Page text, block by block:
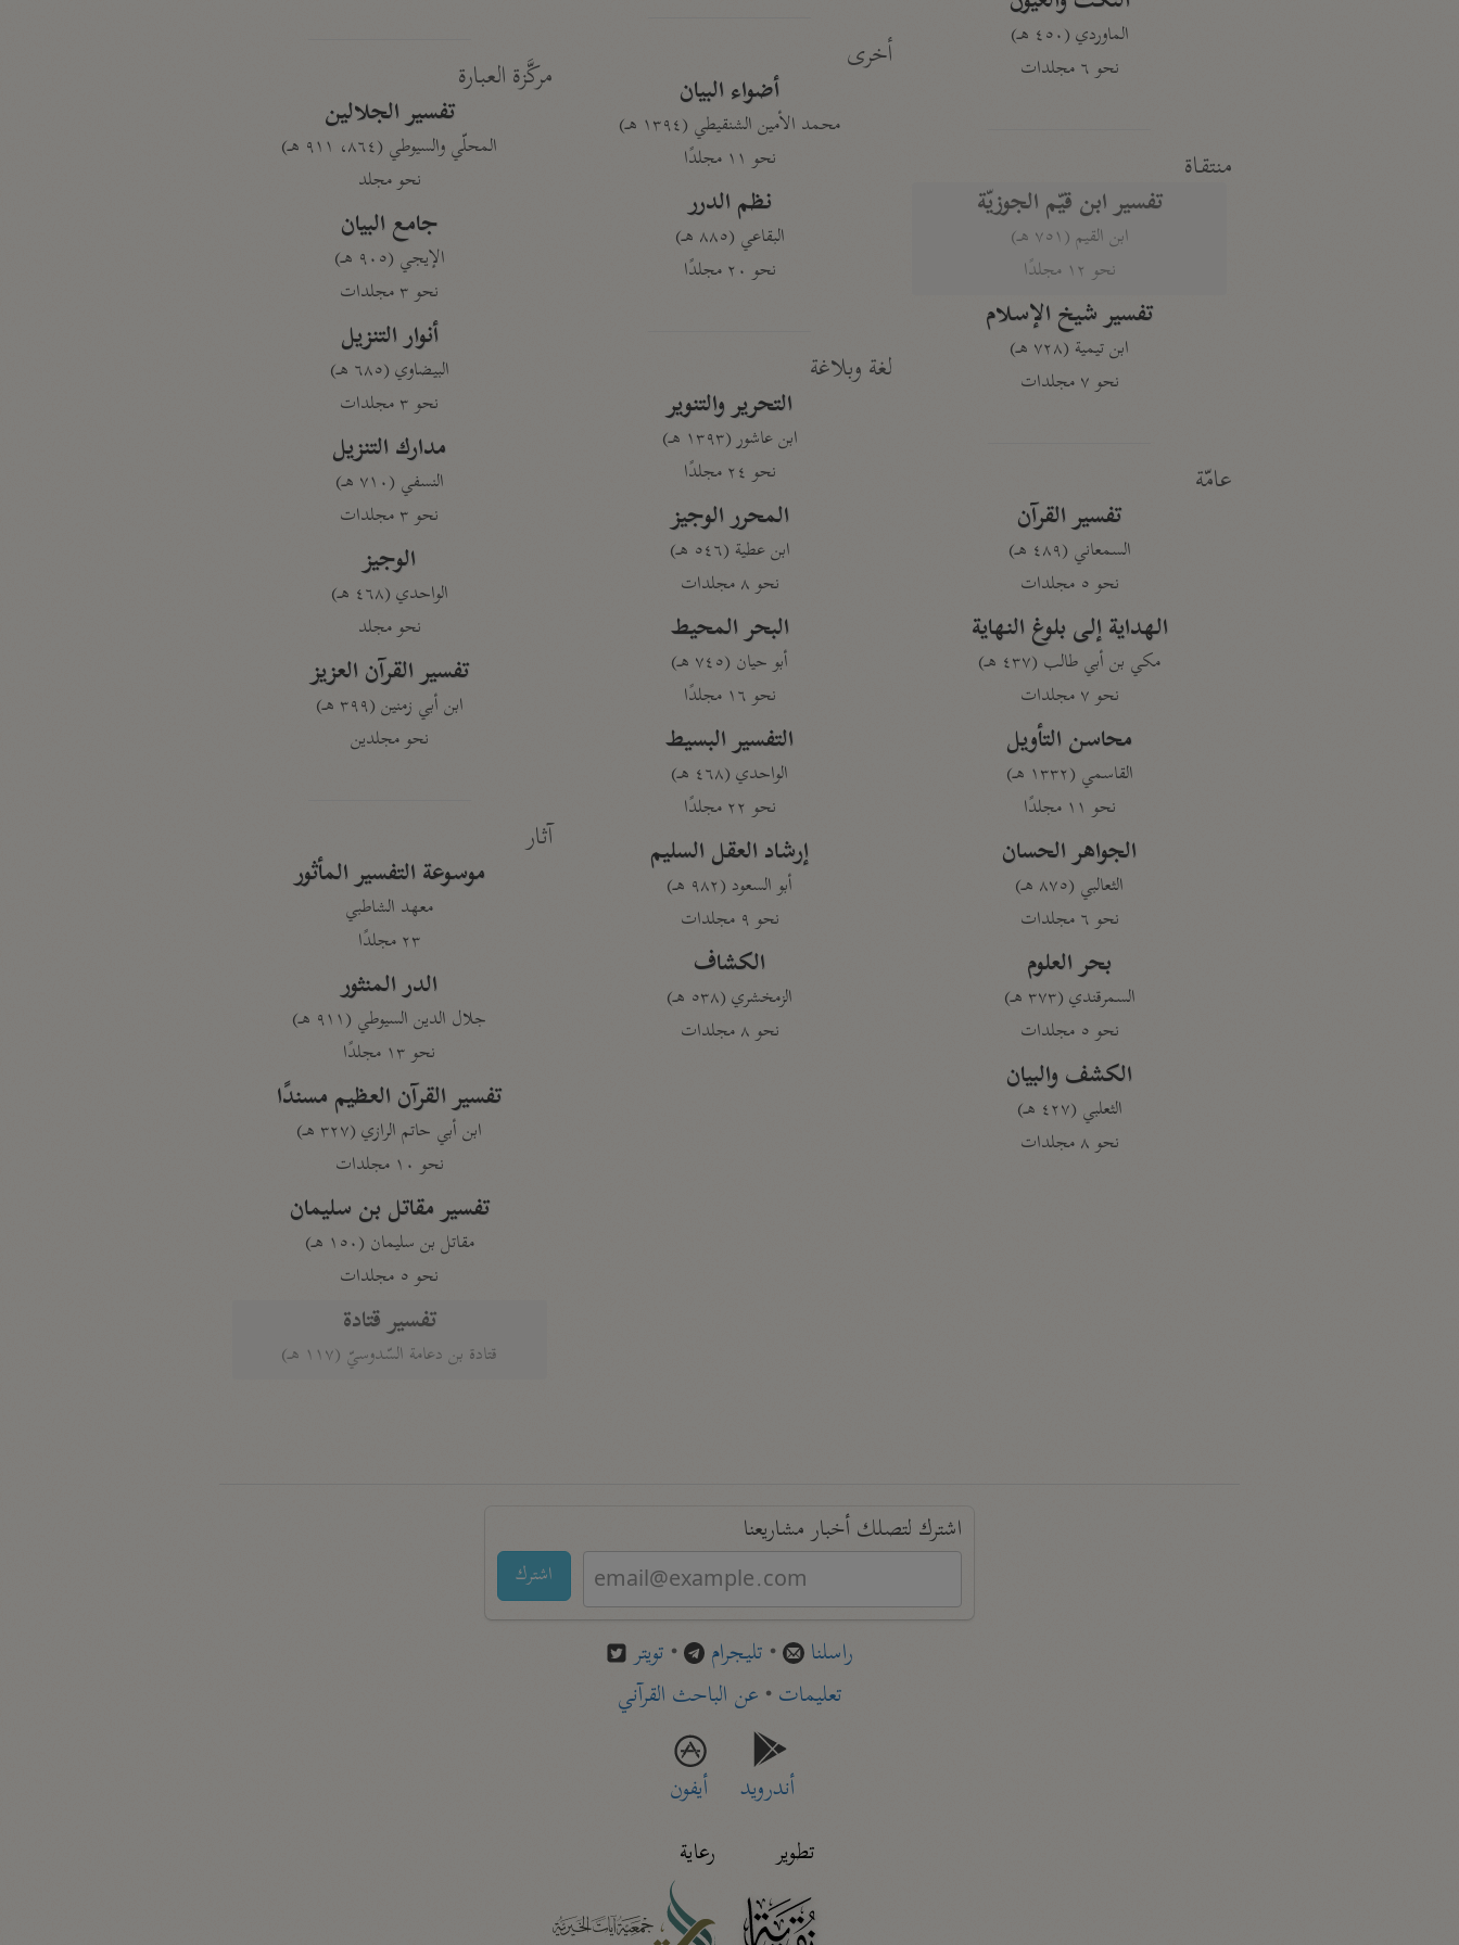
الماوردي (٤٥٠ هـ)
نحو ٦ مجلدات
منتقاة
تفسير ابن قيّم الجوزيّة
ابن القيم (٧٥١ هـ)
نحو ١٢ مجلدًا
تفسير شيخ الإسلام
ابن تيمية (٧٢٨ هـ)
نحو ٧ مجلدات
عامّة
تفسير القرآن
السمعاني (٤٨٩ هـ)
نحو ٥ مجلدات
الهداية إلى بلوغ النهاية
مكي بن أبي طالب (٤٣٧ هـ)
نحو ٧ مجلدات
محاسن التأويل
القاسمي (١٣٣٢ هـ)
نحو ١١ مجلدًا
الجواهر الحسان
الثعالبي (٨٧٥ هـ)
نحو ٦ مجلدات
بحر العلوم
السمرقندي (٣٧٣ هـ)
نحو ٥ مجلدات
الكشف والبيان
الثعلبي (٤٢٧ هـ)
نحو ٨ مجلدات
أخرى
أضواء البيان
محمد الأمين الشنقيطي (١٣٩٤ هـ)
نحو ١١ مجلدًا
نظم الدرر
البقاعي (٨٨٥ هـ)
نحو ٢٠ مجلدًا
لغة وبلاغة
التحرير والتنوير
ابن عاشور (١٣٩٣ هـ)
نحو ٢٤ مجلدًا
المحرر الوجيز
ابن عطية (٥٤٦ هـ)
نحو ٨ مجلدات
البحر المحيط
أبو حيان (٧٤٥ هـ)
نحو ١٦ مجلدًا
التفسير البسيط
الواحدي (٤٦٨ هـ)
نحو ٢٢ مجلدًا
إرشاد العقل السليم
أبو السعود (٩٨٢ هـ)
نحو ٩ مجلدات
الكشاف
الزمخشري (٥٣٨ هـ)
نحو ٨ مجلدات
مركَّزة العبارة
تفسير الجلالين
المحلّي والسيوطي (٨٦٤، ٩١١ هـ)
نحو مجلد
جامع البيان
الإيجي (٩٠٥ هـ)
نحو ٣ مجلدات
أنوار التنزيل
البيضاوي (٦٨٥ هـ)
نحو ٣ مجلدات
مدارك التنزيل
النسفي (٧١٠ هـ)
نحو ٣ مجلدات
الوجيز
الواحدي (٤٦٨ هـ)
نحو مجلد
تفسير القرآن العزيز
ابن أبي زمنين (٣٩٩ هـ)
نحو مجلدين
آثار
موسوعة التفسير المأثور
معهد الشاطبي
٢٣ مجلدًا
الدر المنثور
جلال الدين السيوطي (٩١١ هـ)
نحو ١٣ مجلدًا
تفسير القرآن العظيم مسندًا
ابن أبي حاتم الرازي (٣٢٧ هـ)
نحو ١٠ مجلدات
تفسير مقاتل بن سليمان
مقاتل بن سليمان (١٥٠ هـ)
نحو ٥ مجلدات
تفسير قتادة
قتادة بن دعامة السّدوسيّ (١١٧ هـ)
اشترك لتصلك أخبار مشاريعنا
اشترك
راسلنا • تليجرام • تويتر
تعليمات• عن الباحث القرآني
أندرويد
أيفون
تطوير
رعاية